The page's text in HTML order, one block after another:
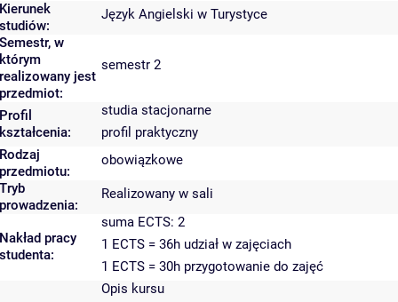
Kierunek
studiów:
Język Angielski w Turystyce
Semestr, w
którym
realizowany jest
przedmiot:
semestr 2
Profil
kształcenia:
studia stacjonarne
profil praktyczny
Rodzaj
przedmiotu:
obowiązkowe
Tryb
prowadzenia:
Realizowany w sali
Nakład pracy
studenta:
suma ECTS: 2
1 ECTS = 36h udział w zajęciach
1 ECTS = 30h przygotowanie do zajęć
Opis kursu